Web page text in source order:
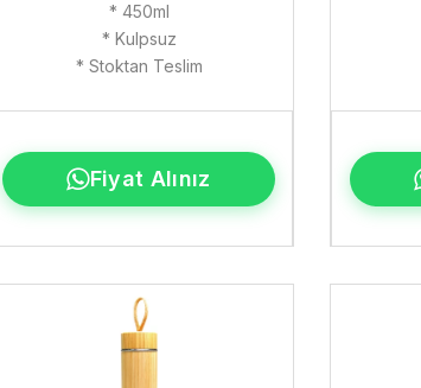
* 450ml
* Kulpsuz
* Stoktan Teslim
Fiyat Alınız